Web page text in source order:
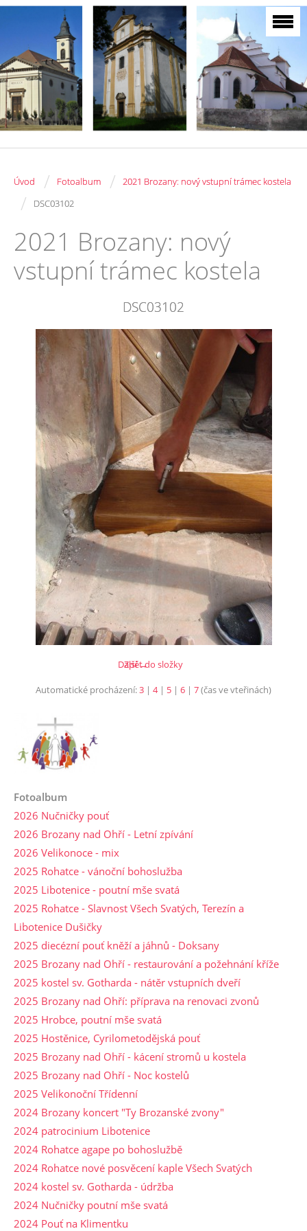
Úvod / Fotoalbum / 2021 Brozany: nový vstupní trámec kostela
/ DSC03102
2021 Brozany: nový
vstupní trámec kostela
DSC03102
Další →
Zpět do složky
Automatické procházení:3 | 4| 5 | 6 | 7(čas ve vteřinách)
Fotoalbum
2026 Nučničky pouť
2026 Brozany nad Ohří - Letní zpívání
2026 Velikonoce - mix
2025 Rohatce - vánoční bohoslužba
2025 Libotenice - poutní mše svatá
2025 Rohatce - Slavnost Všech Svatých, Terezín a
Libotenice Dušičky
2025 diecézní pouť kněží a jáhnů - Doksany
2025 Brozany nad Ohří - restaurování a požehnání kříže
2025 kostel sv. Gotharda - nátěr vstupních dveří
2025 Brozany nad Ohří: příprava na renovaci zvonů
2025 Hrobce, poutní mše svatá
2025 Hostěnice, Cyrilometodějská pouť
2025 Brozany nad Ohří - kácení stromů u kostela
2025 Brozany nad Ohří - Noc kostelů
2025 Velikonoční Třídenní
2024 Brozany koncert "Ty Brozanské zvony"
2024 patrocinium Libotenice
2024 Rohatce agape po bohoslužbě
2024 Rohatce nové posvěcení kaple Všech Svatých
2024 kostel sv. Gotharda - údržba
2024 Nučničky poutní mše svatá
2024 Pouť na Klimentku